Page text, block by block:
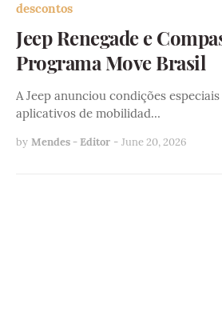
descontos
Jeep Renegade e
Programa Move Brasil
A Jeep anunciou condições
aplicativos de mobilidad…
by Mendes - Editor - June 20, 2026